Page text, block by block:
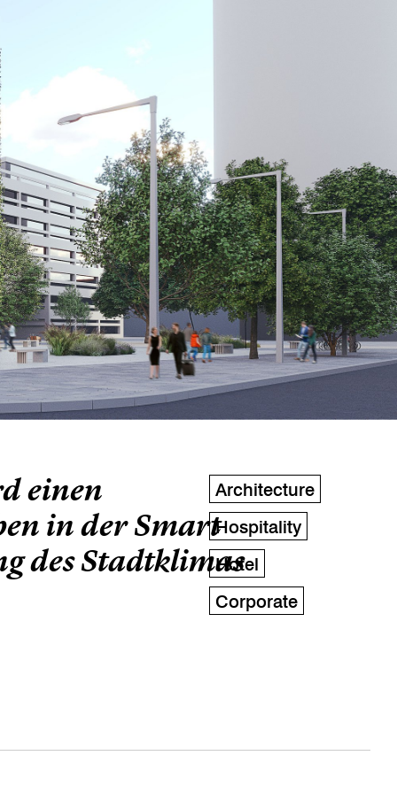
einen
in der Smart
des Stadtklimas
Architecture
Hospitality
Hotel
Corporate